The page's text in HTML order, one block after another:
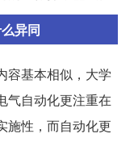
异同
容基本相似，大学
气自动化更注重在
施性，而自动化更